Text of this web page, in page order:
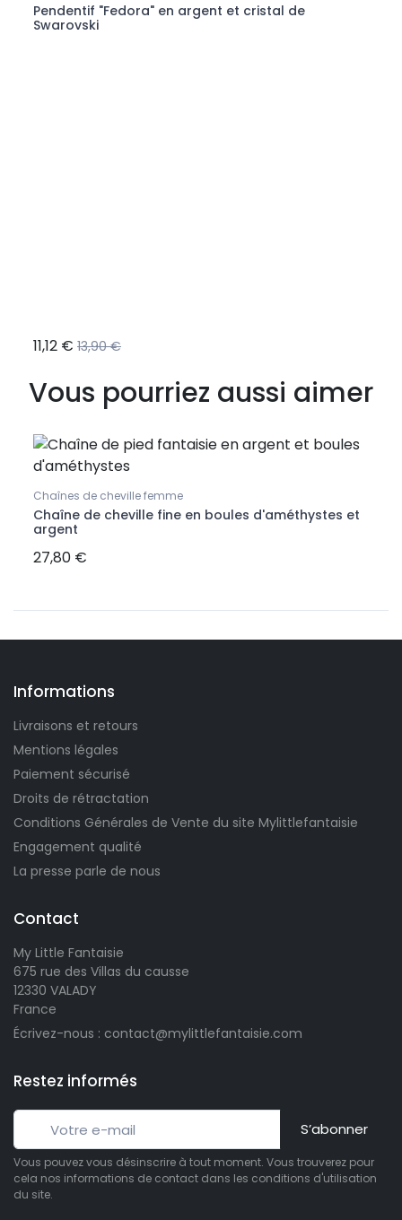
Pendentif "Fedora" en argent et cristal de
Swarovski
11,12 € 13,90 €
Vous pourriez aussi aimer
Chaînes de cheville femme
Chaîne de cheville fine en boules d'améthystes et
argent
27,80 €
Informations
Livraisons et retours
Mentions légales
Paiement sécurisé
Droits de rétractation
Conditions Générales de Vente du site Mylittlefantaisie
Engagement qualité
La presse parle de nous
Contact
My Little Fantaisie
675 rue des Villas du causse
12330 VALADY
France
Écrivez-nous : contact@mylittlefantaisie.com
Restez informés
S’abonner
Vous pouvez vous désinscrire à tout moment. Vous trouverez pour
cela nos informations de contact dans les conditions d'utilisation
du site.